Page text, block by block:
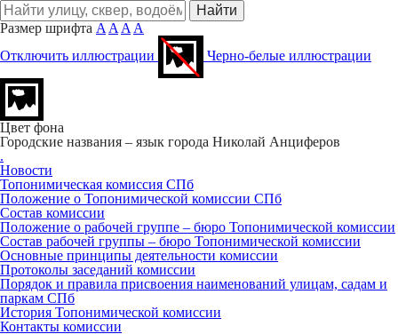
Размер шрифта A A A A
Отключить иллюстрации
Черно-белые иллюстрации
Цвет фона
Городские названия – язык города Николай Анциферов
.
Новости
Топонимическая комиссия СПб
Положение о Топонимической комиссии СПб
Состав комиссии
Положение о рабочей группе – бюро Топонимической комиссии
Состав рабочей группы – бюро Топонимической комиссии
Основные принципы деятельности комиссии
Протоколы заседаний комиссии
Порядок и правила присвоения наименований улицам, садам и
паркам СПб
История Топонимической комиссии
Контакты комиссии